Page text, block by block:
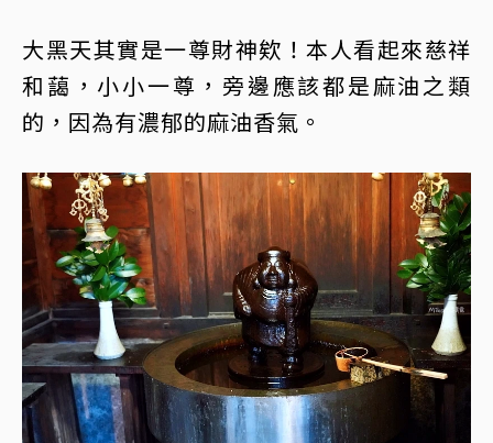
大黑天其實是一尊財神欸！本人看起來慈祥
和藹，小小一尊，旁邊應該都是麻油之類
的，因為有濃郁的麻油香氣。